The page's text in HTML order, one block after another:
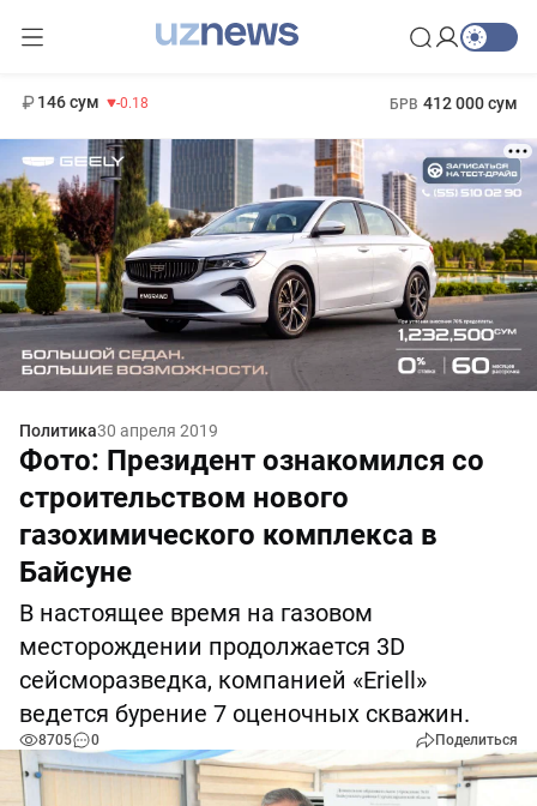
146 сум -0.18 БРВ 412 000 сум
Политика30 апреля 2019
Фото: Президент ознакомился со
строительством нового
газохимического комплекса в
Байсуне
В настоящее время на газовом
месторождении продолжается 3D
сейсморазведка, компанией «Eriell»
ведется бурение 7 оценочных скважин.
8705 0 Поделиться